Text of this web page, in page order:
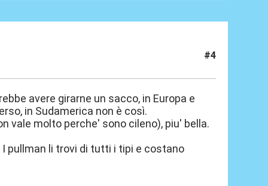
#4
avere girarne un sacco, in Europa e
in Sudamerica non è così.
vale molto perche' sono cileno), piu' bella.
pullman li trovi di tutti i tipi e costano